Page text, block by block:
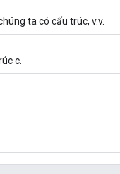
ta có cấu trúc, v.v.
c.